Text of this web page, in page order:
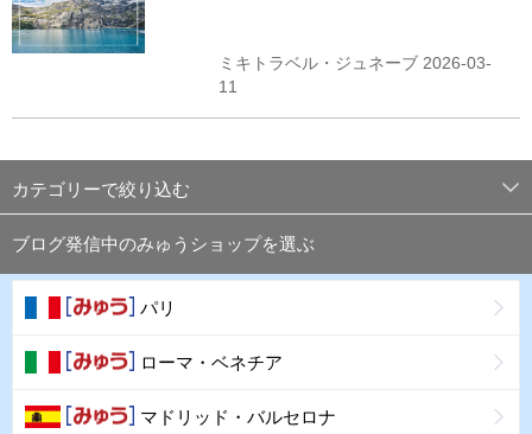
ミキトラベル・ジュネーブ 2026-03-
11
カテゴリーで絞り込む
ブログ発信中のみゅうショップを選ぶ
パリ
ローマ・ベネチア
マドリッド・バルセロナ